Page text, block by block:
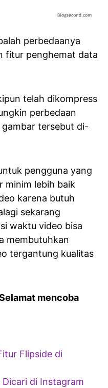
perbedaanya
fitur penghemat data
telah dikompress
perbedaan
tersebut di-
pengguna yang
minim lebih baik
karena butuh
sekarang
waktu video bisa
membutuhkan
tergantung kualitas
mencoba
Flipside di
di Instagram